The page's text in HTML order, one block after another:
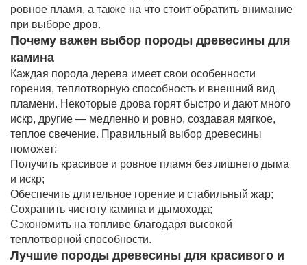
ровное пламя, а также на что стоит обратить внимание
при выборе дров.
Почему важен выбор породы древесины для
камина
Каждая порода дерева имеет свои особенности
горения, теплотворную способность и внешний вид
пламени. Некоторые дрова горят быстро и дают много
искр, другие — медленно и ровно, создавая мягкое,
теплое свечение. Правильный выбор древесины
поможет:
Получить красивое и ровное пламя без лишнего дыма
и искр;
Обеспечить длительное горение и стабильный жар;
Сохранить чистоту камина и дымохода;
Сэкономить на топливе благодаря высокой
теплотворной способности.
Лучшие породы древесины для красивого и